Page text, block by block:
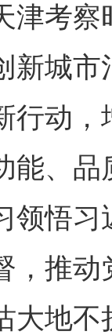
津考
新城
行动
能、品
领悟
，推
大地